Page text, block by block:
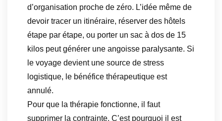
d’organisation proche de zéro. L’idée même de
devoir tracer un itinéraire, réserver des hôtels
étape par étape, ou porter un sac à dos de 15
kilos peut générer une angoisse paralysante. Si
le voyage devient une source de stress
logistique, le bénéfice thérapeutique est
annulé.
Pour que la thérapie fonctionne, il faut
supprimer la contrainte. C’est pourquoi il est